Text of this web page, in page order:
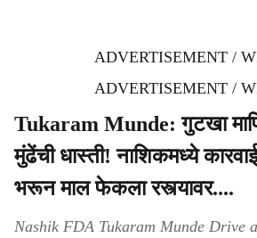
ADVERTISEMENT /
ADVERTISEMENT /
Tukaram Munde: गुटखा
मुंढेंची धास्ती! नाशिकमध्ये
भरून माल फेकला रस्त्यावर....
Nashik FDA Tukaram Munde Drive